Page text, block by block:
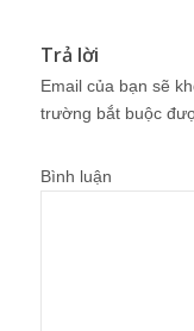
Trả lời
Email của bạn sẽ
trường bắt buộc
Bình luận